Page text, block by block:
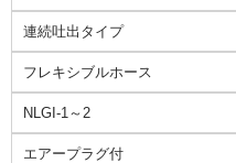
連続吐出タイプ
フレキシブルホース
NLGI-1～2
エアープラグ付